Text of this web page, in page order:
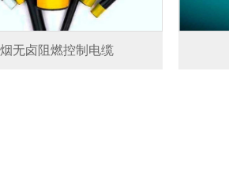
无卤阻燃控制电缆